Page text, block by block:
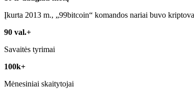
Įkurta 2013 m., „99bitcoin“ komandos nariai buvo
90 val.+
Savaitės tyrimai
100k+
Mėnesiniai skaitytojai